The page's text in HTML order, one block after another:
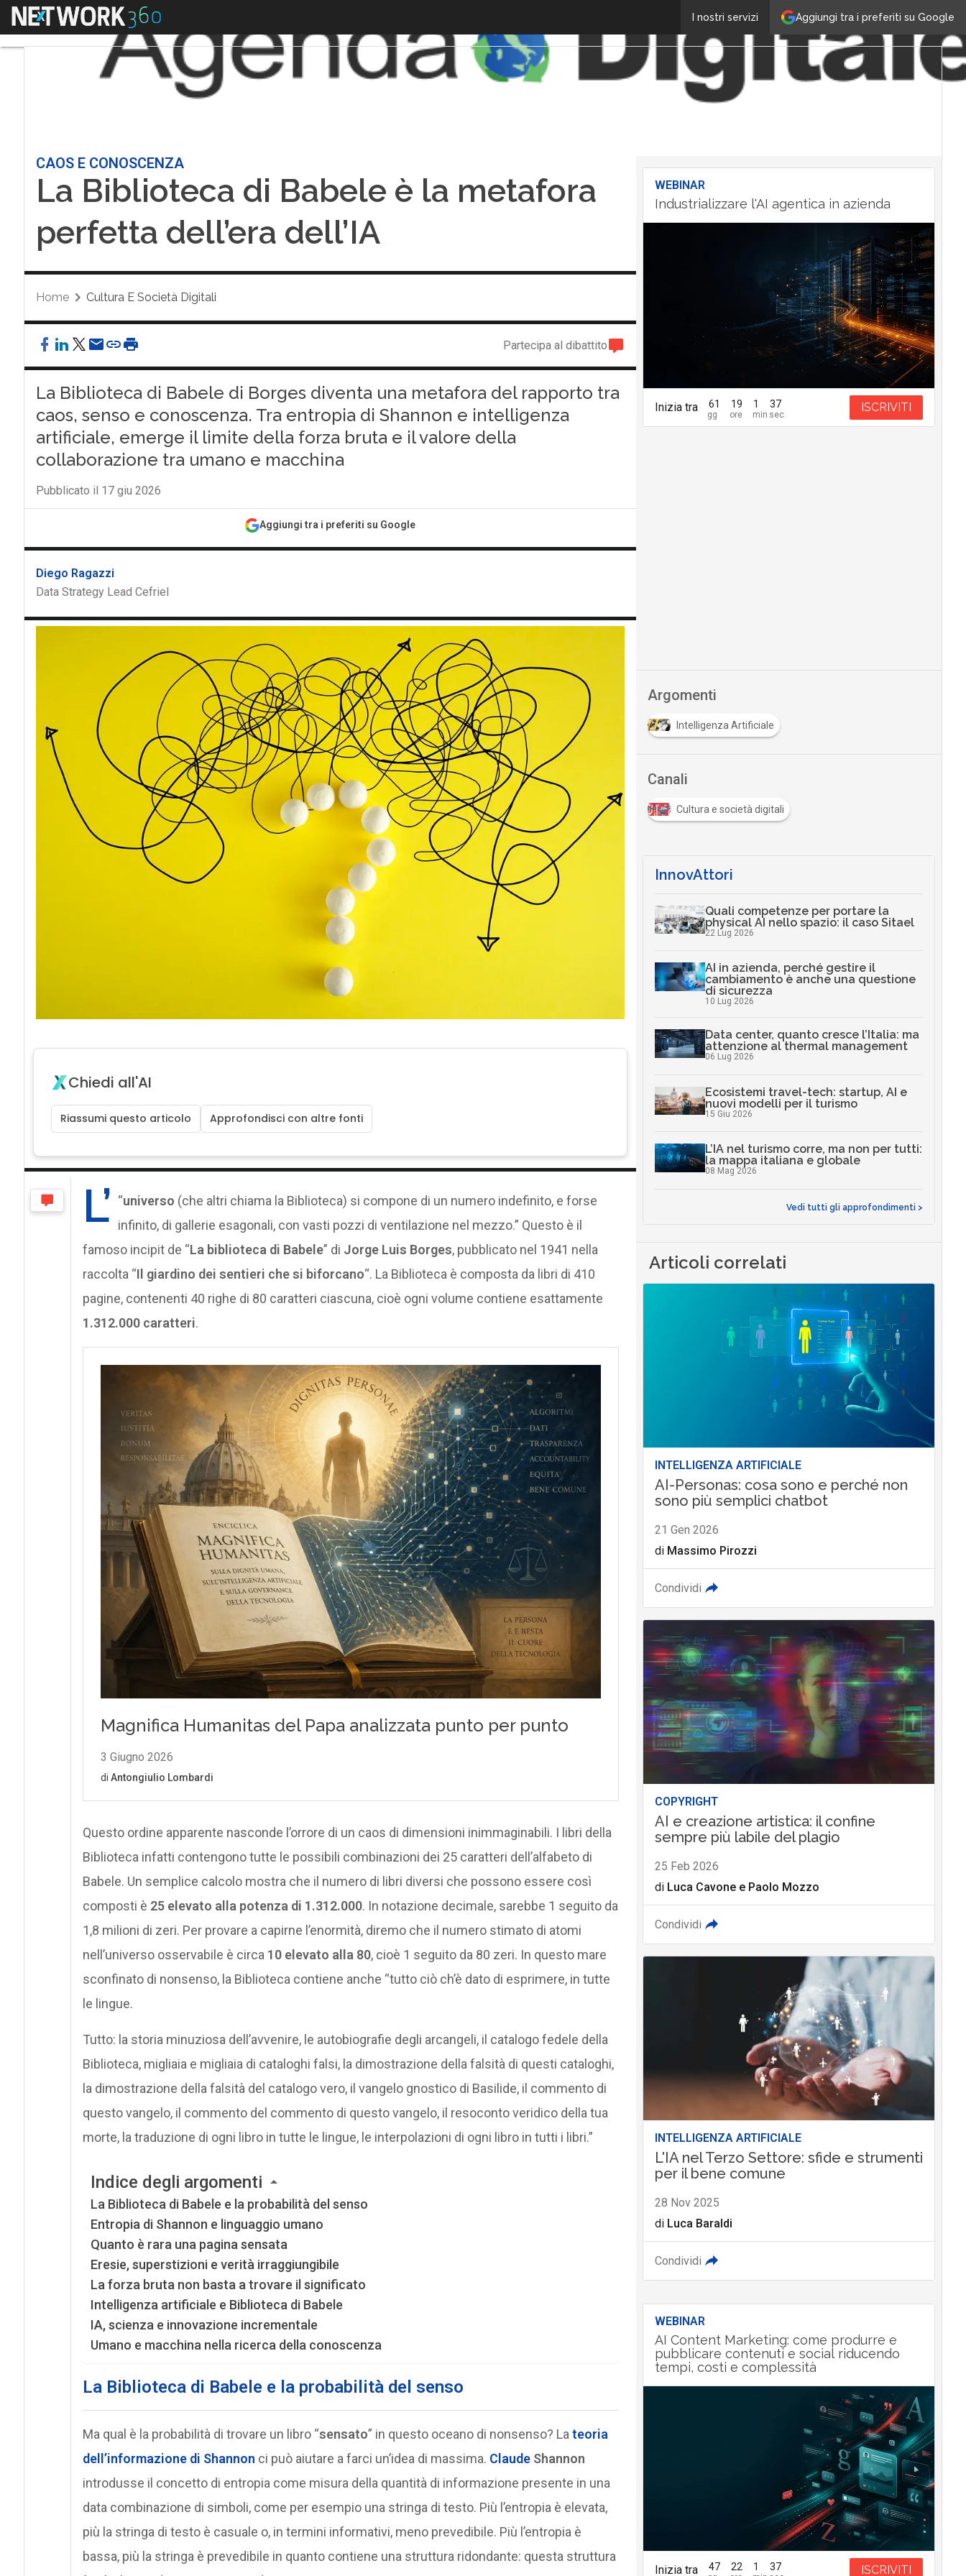
Aggiungi tra i preferiti su Google
I nostri servizi
Menu
CAOS E CONOSCENZA
La Biblioteca di Babele è la metafora
perfetta dell’era dell’IA
Home Cultura E Società Digitali
Partecipa al dibattito
La Biblioteca di Babele di Borges diventa una metafora del rapporto tra
caos, senso e conoscenza. Tra entropia di Shannon e intelligenza
artificiale, emerge il limite della forza bruta e il valore della
collaborazione tra umano e macchina
Pubblicato il 17 giu 2026
Aggiungi tra i preferiti su Google
Diego Ragazzi
Data Strategy Lead Cefriel
Chiedi all'AI
Riassumi questo articolo Approfondisci con altre fonti
“
L’ universo (che altri chiama la Biblioteca) si compone di un numero indefinito, e forse
infinito, di gallerie esagonali, con vasti pozzi di ventilazione nel mezzo.” Questo è il
famoso incipit de “La biblioteca di Babele” di Jorge Luis Borges, pubblicato nel 1941 nella
raccolta “Il giardino dei sentieri che si biforcano“. La Biblioteca è composta da libri di 410
pagine, contenenti 40 righe di 80 caratteri ciascuna, cioè ogni volume contiene esattamente
1.312.000 caratteri.
Questo ordine apparente nasconde l’orrore di un caos di dimensioni inimmaginabili. I libri della
Biblioteca infatti contengono tutte le possibili combinazioni dei 25 caratteri dell’alfabeto di
Babele. Un semplice calcolo mostra che il numero di libri diversi che possono essere così
composti è 25 elevato alla potenza di 1.312.000. In notazione decimale, sarebbe 1 seguito da
1,8 milioni di zeri. Per provare a capirne l’enormità, diremo che il numero stimato di atomi
nell’universo osservabile è circa 10 elevato alla 80, cioè 1 seguito da 80 zeri. In questo mare
sconfinato di nonsenso, la Biblioteca contiene anche “tutto ciò ch’è dato di esprimere, in tutte
le lingue.
Tutto: la storia minuziosa dell’avvenire, le autobiografie degli arcangeli, il catalogo fedele della
Biblioteca, migliaia e migliaia di cataloghi falsi, la dimostrazione della falsità di questi cataloghi,
la dimostrazione della falsità del catalogo vero, il vangelo gnostico di Basilide, il commento di
questo vangelo, il commento del commento di questo vangelo, il resoconto veridico della tua
morte, la traduzione di ogni libro in tutte le lingue, le interpolazioni di ogni libro in tutti i libri.”
Indice degli argomenti
La Biblioteca di Babele e la probabilità del senso
Entropia di Shannon e linguaggio umano
Quanto è rara una pagina sensata
Eresie, superstizioni e verità irraggiungibile
La forza bruta non basta a trovare il significato
Intelligenza artificiale e Biblioteca di Babele
IA, scienza e innovazione incrementale
Umano e macchina nella ricerca della conoscenza
La Biblioteca di Babele e la probabilità del senso
Ma qual è la probabilità di trovare un libro “sensato” in questo oceano di nonsenso? La teoria
dell’informazione di Shannon ci può aiutare a farci un’idea di massima. ClaudeShannon
introdusse il concetto di entropia come misura della quantità di informazione presente in una
data combinazione di simboli, come per esempio una stringa di testo. Più l’entropia è elevata,
più la stringa di testo è casuale o, in termini informativi, meno prevedibile. Più l’entropia è
bassa, più la stringa è prevedibile in quanto contiene una struttura ridondante: questa struttura
WEBINAR
Industrializzare l'AI agentica in azienda
Inizia tra 61 19 1 35 ISCRIVITI
Argomenti
Intelligenza Artificiale
Canali
Cultura e società digitali
InnovAttori
Quali competenze per portare la
physical AI nello spazio: il caso Sitael
22 Lug 2026
AI in azienda, perché gestire il
cambiamento è anche una questione
di sicurezza
10 Lug 2026
Data center, quanto cresce l’Italia: ma
attenzione al thermal management
06 Lug 2026
Ecosistemi travel-tech: startup, AI e
nuovi modelli per il turismo
15 Giu 2026
L’IA nel turismo corre, ma non per tutti:
la mappa italiana e globale
08 Mag 2026
Vedi tutti gli approfondimenti >
Articoli correlati
INTELLIGENZA ARTIFICIALE
AI-Personas: cosa sono e perché non
sono più semplici chatbot
21 Gen 2026
di Massimo Pirozzi
Condividi
COPYRIGHT
AI e creazione artistica: il confine
sempre più labile del plagio
25 Feb 2026
di Luca Cavonee Paolo Mozzo
Condividi
INTELLIGENZA ARTIFICIALE
L'IA nel Terzo Settore: sfide e strumenti
per il bene comune
28 Nov 2025
di Luca Baraldi
Condividi
WEBINAR
AI Content Marketing: come produrre e
pubblicare contenuti e social riducendo
tempi, costi e complessità
Inizia tra 47 22 1 35 ISCRIVITI